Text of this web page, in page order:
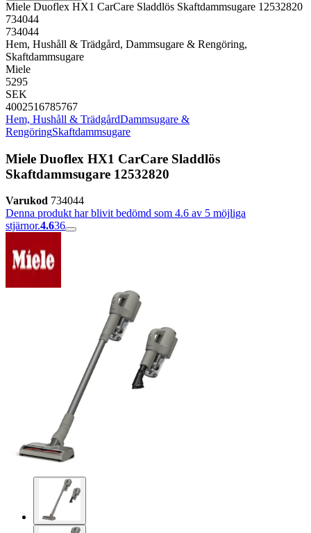
Miele Duoflex HX1 CarCare Sladdlös Skaftdammsugare 12532820
734044
734044
Hem, Hushåll & Trädgård, Dammsugare & Rengöring,
Skaftdammsugare
Miele
5295
SEK
4002516785767
Hem, Hushåll & TrädgårdDammsugare &
RengöringSkaftdammsugare
Miele Duoflex HX1 CarCare Sladdlös
Skaftdammsugare 12532820
Varukod 734044
Denna produkt har blivit bedömd som 4.6 av 5 möjliga
stjärnor.4.636